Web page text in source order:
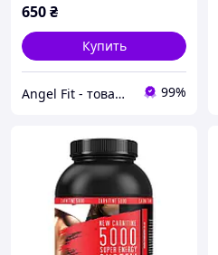
650₴
Купить
Angel Fit - товари для здоров'я, спорту та активного життя 99%